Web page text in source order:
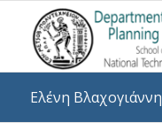
Ελένη Βλαχογιάννη